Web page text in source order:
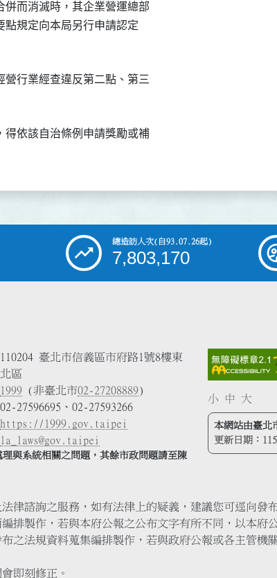
併而消滅時，其企業營運總部
點規定向本局另行申請認定
行業經查違反第二點、第三
得依該自治條例申請獎勵或補
總造訪人次(自93.07.26起)
7,803,170
110204 臺北市信義區市府路1號8樓東
北區
1999 (非臺北市02-27208889)
02-27596695、02-27593266
https://1999.gov.taipei
la_laws@gov.taipei
理與系統相關之問題，其餘市政問題請至陳
小 中 大
本網站由臺北
更新日期：
律諮詢之服務，如有法律上的疑義，建議您可逕向發
排製作，若與本府公報之公布文字有所不同，以本府
之法規資料蒐集編排製作，若與政府公報或各主管機
即刻修正。